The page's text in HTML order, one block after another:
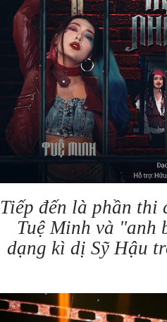
Tiếp đến là phần
Tuệ Minh và "anh
dạng kì dị Sỹ Hậu